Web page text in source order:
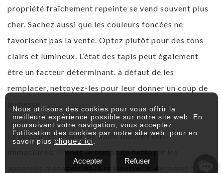
propriété fraîchement repeinte se vend souvent plus
cher. Sachez aussi que les couleurs foncées ne
favorisent pas la vente. Optez plutôt pour des tons
clairs et lumineux. L’état des tapis peut également
être un facteur déterminant. à défaut de les
remplacer, nettoyez-les pour leur donner un coup de
La cuisine et la salle de bains doivent être
immaculées. Prenez le temps de nettoyer les
appareils ménagers et la robinetterie, de même que la
Nous utilisons des cookies pour vous offrir la
meilleure expérience possible sur notre site web. En
poursuivant votre navigation, vous acceptez
l'utilisation des cookies par notre site web, pour en
savoir plus cliquez ici
Accepter Refuser